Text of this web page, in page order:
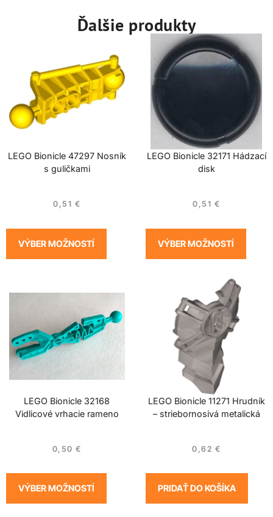
Ďalšie produkty
LEGO Bionicle 47297 Nosník
s guličkami
0,51 €
VÝBER MOŽNOSTÍ
LEGO Bionicle 32171 Hádzací
disk
0,51 €
VÝBER MOŽNOSTÍ
LEGO Bionicle 32168
Vidlicové vrhacie rameno
0,50 €
VÝBER MOŽNOSTÍ
LEGO Bionicle 11271 Hrudník
– striebornosivá metalická
0,62 €
PRIDAŤ DO KOŠÍKA